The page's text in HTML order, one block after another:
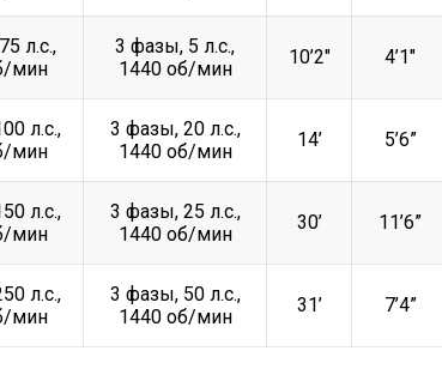
л.с.,
мин
3 фазы, 5 л.с.,
1440 об/мин
10’2″ 4’1″
л.с.,
мин
3 фазы, 20 л.с.,
1440 об/мин
14’ 5’6”
л.с.,
мин
3 фазы, 25 л.с.,
1440 об/мин
30’ 11’6”
л.с.,
мин
3 фазы, 50 л.с.,
1440 об/мин
31’ 7’4”